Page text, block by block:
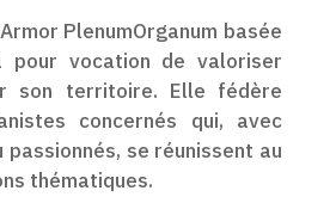
PlenumOrganum basée
pour vocation de valoriser
son territoire. Elle fédère
concernés qui, avec
passionnés, se réunissent au
thématiques.